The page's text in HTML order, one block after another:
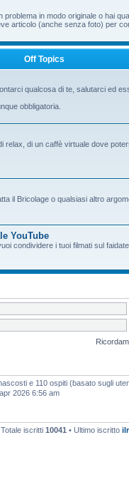
problema in modo originale o hai
articolo (anche senza foto) per
Off Topics
qualcosa di te, salutarci ed
obbligatoria.
relax, di un caffè virtuale dove
il Bricolage o qualsiasi altro
YouTube
condividere i tuoi filmati sul
e 110 ospiti (basato sugli
2026 6:56 am
Totale iscritti 10041 • Ultimo iscritto